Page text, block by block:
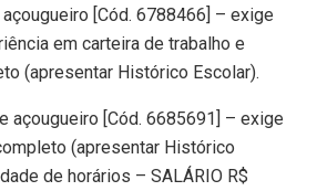
[Cód. 6788466] – exige
em carteira de trabalho e
(apresentar Histórico Escolar).
açougueiro [Cód. 6685691] – exige
(apresentar Histórico
de horários – SALÁRIO R$